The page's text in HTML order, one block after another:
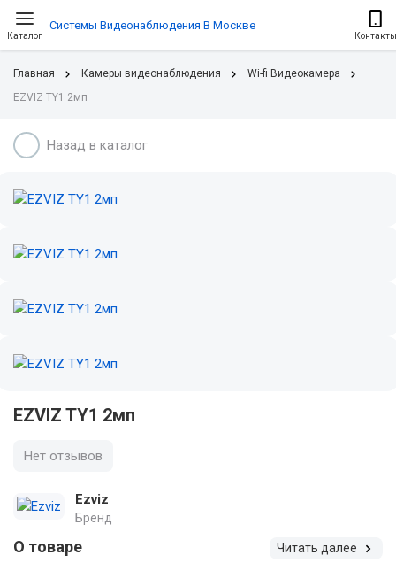
Каталог
Системы Видеонаблюдения В Москве
Контакты
Главная Камеры видеонаблюдения
Wi-fi Видеокамера
EZVIZ TY1 2мп
Назад в каталог
EZVIZ TY1 2мп
Нет отзывов
Ezviz
Бренд
О товаре Читать далее